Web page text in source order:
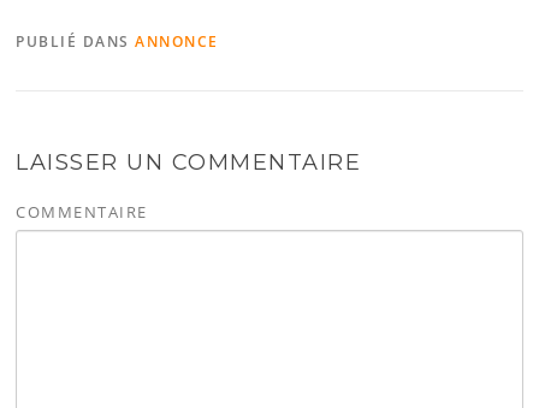
PUBLIÉ DANSANNONCE
LAISSER UN COMMENTAIRE
COMMENTAIRE